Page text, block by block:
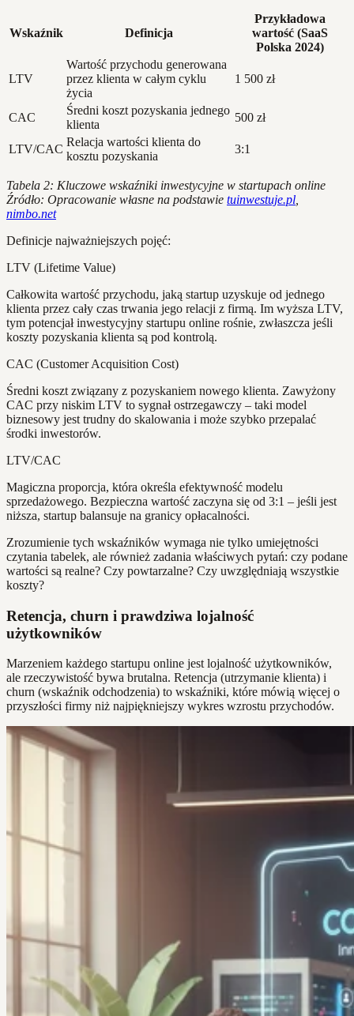
Wskaźnik Definicja
Przykładowa
wartość (SaaS
Polska 2024)
LTV
Wartość przychodu generowana
przez klienta w całym cyklu
życia
1 500 zł
CAC
Średni koszt pozyskania jednego
klienta
500 zł
LTV/CAC
Relacja wartości klienta do
kosztu pozyskania
3:1
Tabela 2: Kluczowe wskaźniki inwestycyjne w startupach online
Źródło: Opracowanie własne na podstawie tuinwestuje.pl
nimbo.net
Definicje najważniejszych pojęć:
LTV (Lifetime Value)
Całkowita wartość przychodu, jaką startup uzyskuje od jednego
klienta przez cały czas trwania jego relacji z firmą. Im wyższa LTV,
tym potencjał inwestycyjny startupu online rośnie, zwłaszcza jeśli
koszty pozyskania klienta są pod kontrolą.
CAC (Customer Acquisition Cost)
Średni koszt związany z pozyskaniem nowego klienta. Zawyżony
CAC przy niskim LTV to sygnał ostrzegawczy – taki model
biznesowy jest trudny do skalowania i może szybko przepalać
środki inwestorów.
LTV/CAC
Magiczna proporcja, która określa efektywność modelu
sprzedażowego. Bezpieczna wartość zaczyna się od 3:1 – jeśli jest
niższa, startup balansuje na granicy opłacalności.
Zrozumienie tych wskaźników wymaga nie tylko umiejętności
czytania tabelek, ale również zadania właściwych pytań: czy podane
wartości są realne? Czy powtarzalne? Czy uwzględniają wszystkie
koszty?
Retencja, churn i prawdziwa lojalność
użytkowników
Marzeniem każdego startupu online jest lojalność użytkowników,
ale rzeczywistość bywa brutalna. Retencja (utrzymanie klienta) i
churn (wskaźnik odchodzenia) to wskaźniki, które mówią więcej o
przyszłości firmy niż najpiękniejszy wykres wzrostu przychodów.